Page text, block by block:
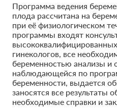
Программа ведения
плода рассчитана на
при её физиологическом
программы входят
гинекологов, все
беременностью анализы и
наблюдающейся по
беременности, выдается
заносятся все результаты
необходимые справки и